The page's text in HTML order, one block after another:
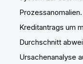
Kreditantrags um
Durchschnitt
Ursachenanalyse